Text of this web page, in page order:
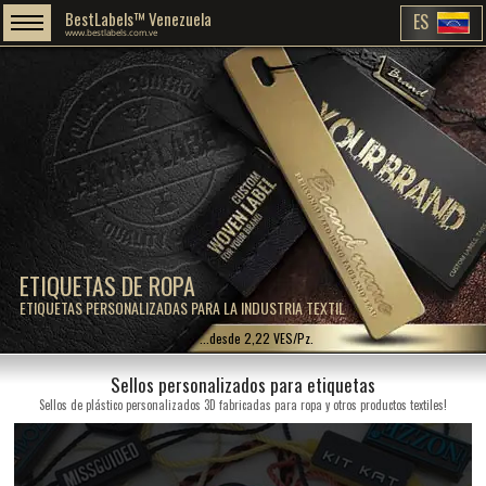
ETIQUETAS DE ROPA
ETIQUETAS PERSONALIZADAS PARA LA INDUSTRIA TEXTIL
BestLabels™ Venezuela
www.bestlabels.com.ve ES
...desde 2,22 VES/Pz.
Sellos personalizados para etiquetas
Sellos de plástico personalizados 3D fabricadas para ropa y otros productos textiles!